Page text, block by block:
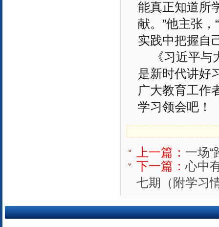
能真正知道所
献。”他主张
实践中把握自
《习近平
是新时代讲好
广大教育工作
学习领会吧！
上一篇： 一场
下一篇：心中
七期（附学习